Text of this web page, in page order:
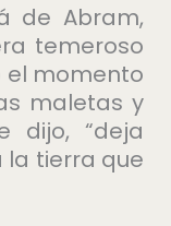
de Abram,
temeroso
el momento
maletas y
dijo, “deja
la tierra que